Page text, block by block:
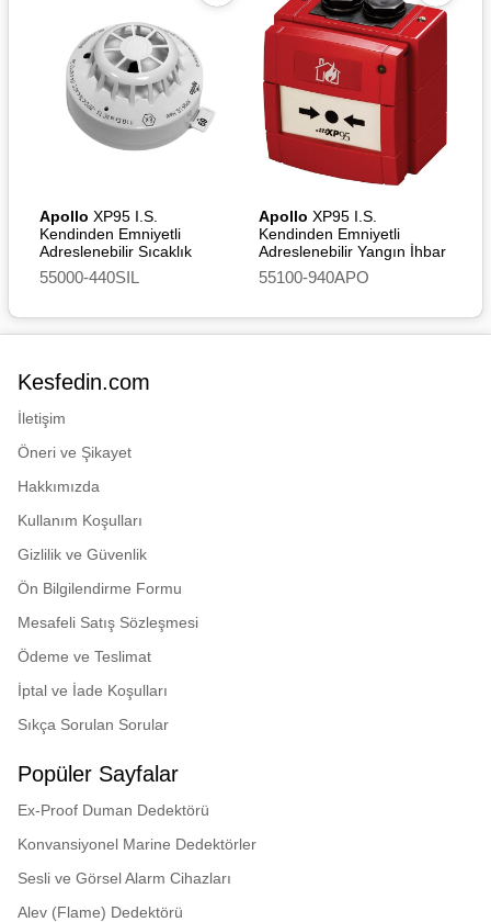
Terminaller: Nikel kaplama
paslanmaz çelik
Standards
EN 54-7
Certifications
CPR - Certificate of
Constancy of Performance
DNV - Det Norske Veritas
Safety/SIL
Apollo XP95 I.S.
Kendinden Emniyetli
Adreslenebilir Sıcaklık
Dedektörü (A2S) [SIL2]
55000-440SIL
Apollo XP95 I.S.
Kendinden Emniyetli
Adreslenebilir Yangın İhbar
Butonu
55100-940APO
Kesfedin.com
İletişim
Öneri ve Şikayet
Hakkımızda
Kullanım Koşulları
Gizlilik ve Güvenlik
Ön Bilgilendirme Formu
Mesafeli Satış Sözleşmesi
Ödeme ve Teslimat
İptal ve İade Koşulları
Sıkça Sorulan Sorular
Popüler Sayfalar
Ex-Proof Duman Dedektörü
Konvansiyonel Marine Dedektörler
Sesli ve Görsel Alarm Cihazları
Alev (Flame) Dedektörü